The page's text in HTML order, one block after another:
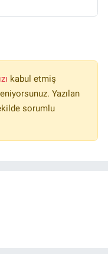
kabul etmiş
Yazılan
sorumlu